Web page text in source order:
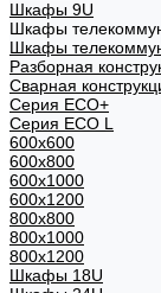
Шкафы 9U
Шкафы
Шкафы
Разборная
Сварная
Серия ECO+
Серия ECO L
600x600
600x800
600х1000
600х1200
800x800
800х1000
800х1200
Шкафы 18U